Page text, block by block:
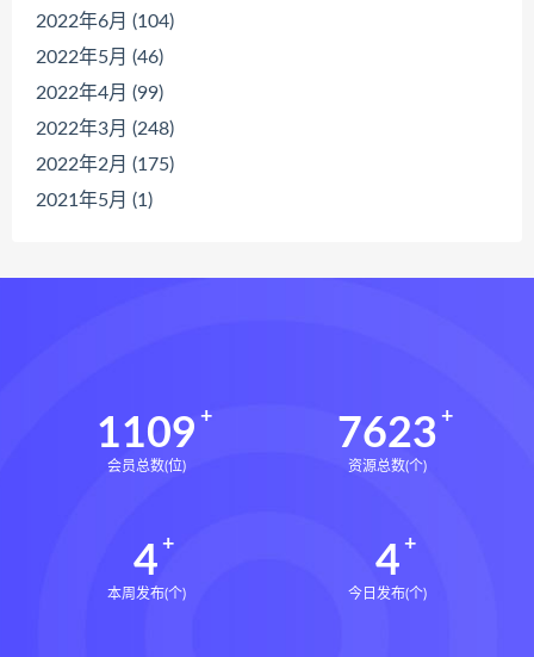
2022年6月 (104)
2022年5月 (46)
2022年4月 (99)
2022年3月 (248)
2022年2月 (175)
2021年5月 (1)
1109
会员总数(位)
7623
资源总数(个)
4
本周发布(个)
4
今日发布(个)